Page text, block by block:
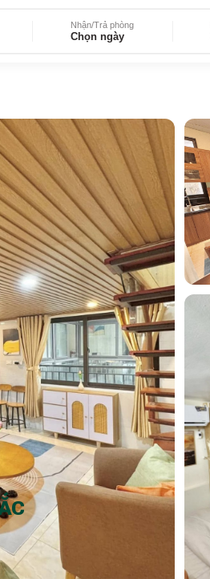
Nhận/Trả phòng
Chọn ngày